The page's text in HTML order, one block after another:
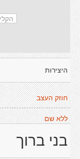
היצירות
חוזק העצב
ללא שם
בני ברוך